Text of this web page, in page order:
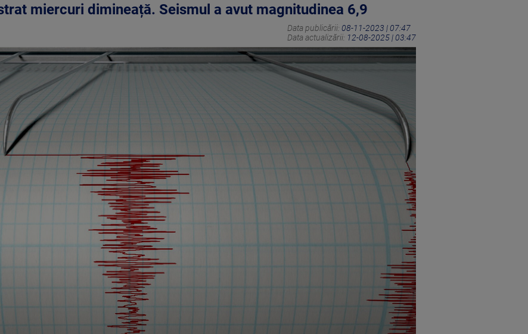
miercuri dimineață. Seismul a avut magnitudinea 6,9
Data publicării: 08-11-2023 | 07:47
Data actualizării: 12-08-2025 | 03:47